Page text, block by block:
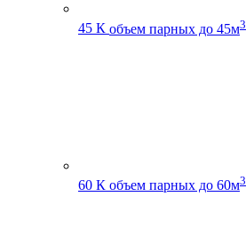
45 К объем парных до 45м3
60 К объем парных до 60м3